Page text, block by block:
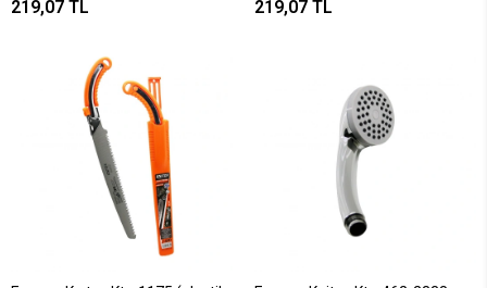
Yaylı )*192
219,07 TL
)*192
219,07 TL